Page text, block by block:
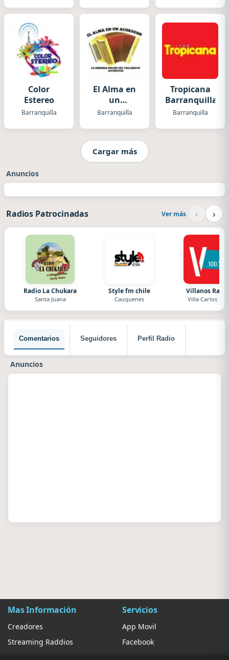
Color
Estereo
Barranquilla
El Alma en
un
Acordeón
Barranquilla
Tropicana
Barranquilla
Barranquilla
Cargar más
Anuncios
Radios Patrocinadas Ver más ‹ ›
Radio La Chukara
Santa Juana
Style fm chile
Cauquenes
Villanos
Villa Carlos Paz
Comentarios Seguidores Perfil Radio
Anuncios
Mas Información
Creadores
Streaming Raddios
Servicios
App Movil
Facebook